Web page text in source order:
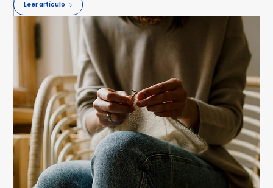
Leer artículo